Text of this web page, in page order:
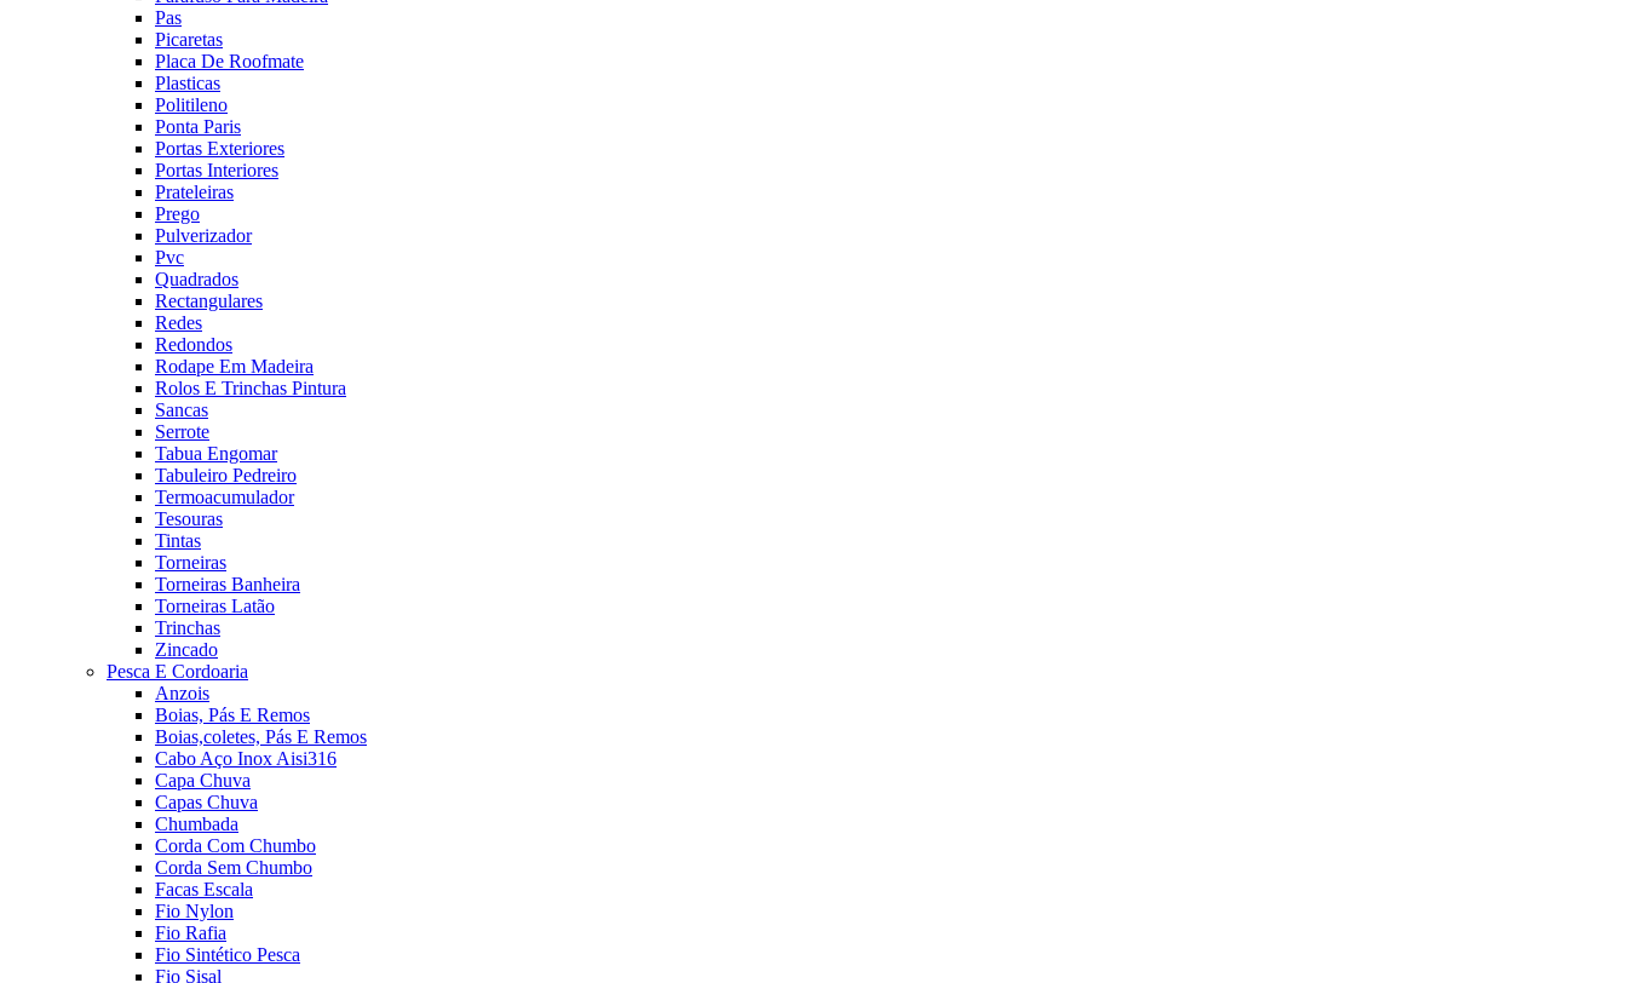
Pas
Picaretas
Placa De Roofmate
Plasticas
Politileno
Ponta Paris
Portas Exteriores
Portas Interiores
Prateleiras
Prego
Pulverizador
Pvc
Quadrados
Rectangulares
Redes
Redondos
Rodape Em Madeira
Rolos E Trinchas Pintura
Sancas
Serrote
Tabua Engomar
Tabuleiro Pedreiro
Termoacumulador
Tesouras
Tintas
Torneiras
Torneiras Banheira
Torneiras Latão
Trinchas
Zincado
Pesca E Cordoaria
Anzois
Boias, Pás E Remos
Boias,coletes, Pás E Remos
Cabo Aço Inox Aisi316
Capa Chuva
Capas Chuva
Chumbada
Corda Com Chumbo
Corda Sem Chumbo
Facas Escala
Fio Nylon
Fio Rafia
Fio Sintético Pesca
Fio Sisal